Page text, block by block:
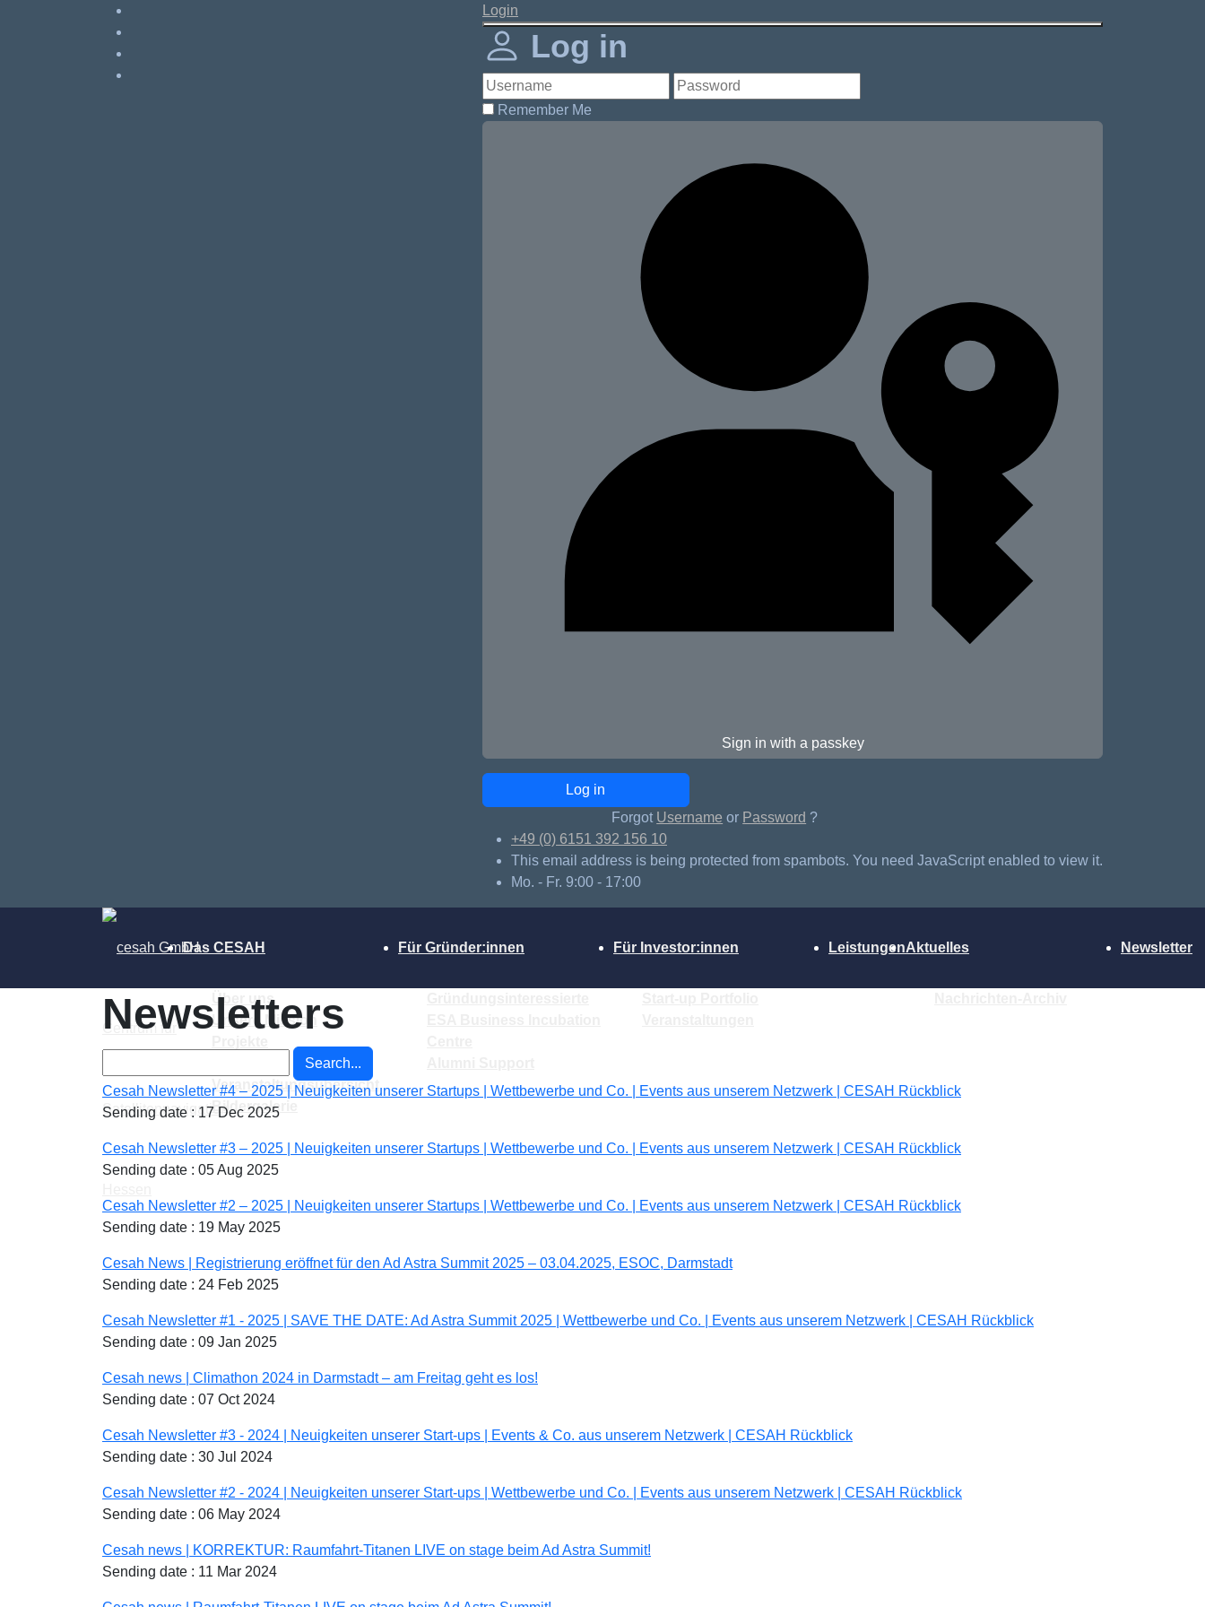
Login
Log in
Remember Me
Sign in with a passkey
Forgot Username or Password ?
+49 (0) 6151 392 156 10
This email address is being protected from spambots. You need JavaScript enabled to view it.
Mo. - Fr. 9:00 - 17:00
Das CESAH
Über uns
Unsere Mission
Veranstaltungsübersicht
Bildergalerie
Für Gründer:innen Für Investor:innen LeistungenAktuelles Newsletter
Newsletters
Search...
Cesah Newsletter #4 – 2025 | Neuigkeiten unserer Startups | Wettbewerbe und Co. | Events aus unserem Netzwerk | CESAH Rückblick
Sending date : 17 Dec 2025
Cesah Newsletter #3 – 2025 | Neuigkeiten unserer Startups | Wettbewerbe und Co. | Events aus unserem Netzwerk | CESAH Rückblick
Sending date : 05 Aug 2025
Cesah Newsletter #2 – 2025 | Neuigkeiten unserer Startups | Wettbewerbe und Co. | Events aus unserem Netzwerk | CESAH Rückblick
Sending date : 19 May 2025
Cesah News | Registrierung eröffnet für den Ad Astra Summit 2025 – 03.04.2025, ESOC, Darmstadt
Sending date : 24 Feb 2025
Cesah Newsletter #1 - 2025 | SAVE THE DATE: Ad Astra Summit 2025 | Wettbewerbe und Co. | Events aus unserem Netzwerk | CESAH Rückblick
Sending date : 09 Jan 2025
Cesah news | Climathon 2024 in Darmstadt – am Freitag geht es los!
Sending date : 07 Oct 2024
Cesah Newsletter #3 - 2024 | Neuigkeiten unserer Start-ups | Events & Co. aus unserem Netzwerk | CESAH Rückblick
Sending date : 30 Jul 2024
Cesah Newsletter #2 - 2024 | Neuigkeiten unserer Start-ups | Wettbewerbe und Co. | Events aus unserem Netzwerk | CESAH Rückblick
Sending date : 06 May 2024
Cesah news | KORREKTUR: Raumfahrt-Titanen LIVE on stage beim Ad Astra Summit!
Sending date : 11 Mar 2024